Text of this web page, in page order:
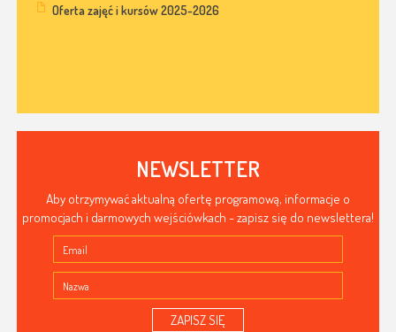
Oferta zajęć i kursów 2025-2026
NEWSLETTER
Aby otrzymywać aktualną ofertę programową, informacje o
promocjach i darmowych wejściówkach - zapisz się do newslettera!
ZAPISZ SIĘ